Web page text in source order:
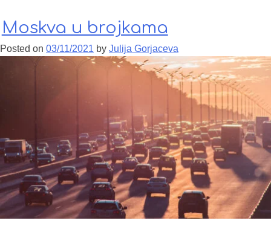
Moskva u brojkama
Posted on 03/11/2021 by Julija Gorjaceva